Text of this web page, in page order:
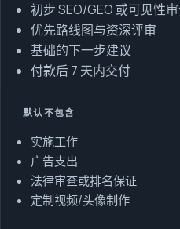
初步 SEO/GEO 或可见性
优先路线图与资深评审
基础的下一步建议
付款后 7 天内交付
默认不包含
实施工作
广告支出
法律审查或排名保证
定制视频/头像制作